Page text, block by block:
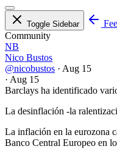
Toggle Sidebar
Community
NB
Nico Bustos
@nicobustos · Aug 15
· Aug 15
Barclays ha identificado
La desinflación -la
La inflación en la eurozona
Banco Central Europeo en